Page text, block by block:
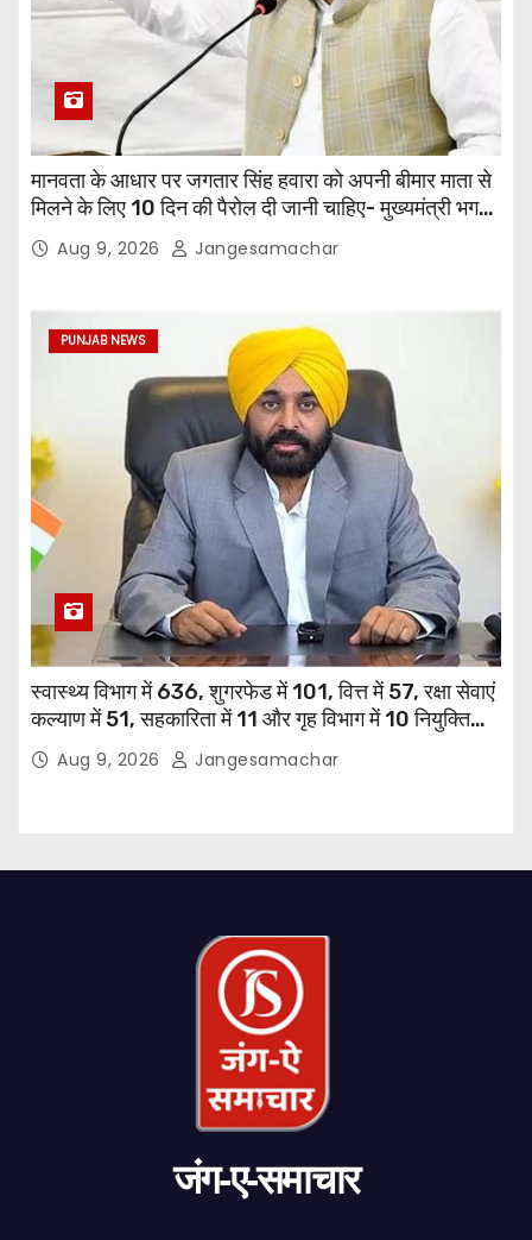
मानवता के आधार पर जगतार सिंह हवारा को अपनी बीमार माता से
मिलने के लिए 10 दिन की पैरोल दी जानी चाहिए- मुख्यमंत्री भगवंत
सिंह मानAug 9, 2026 Jangesamachar
PUNJAB NEWS
स्वास्थ्य विभाग में 636, शुगरफेड में 101, वित्त में 57, रक्षा सेवाएं
कल्याण में 51, सहकारिता में 11 और गृह विभाग में 10 नियुक्तियां
हुईं: मुख्यमंत्री भगवंत सिंह मान
Aug 9, 2026 Jangesamachar
जंग-ए-समाचार